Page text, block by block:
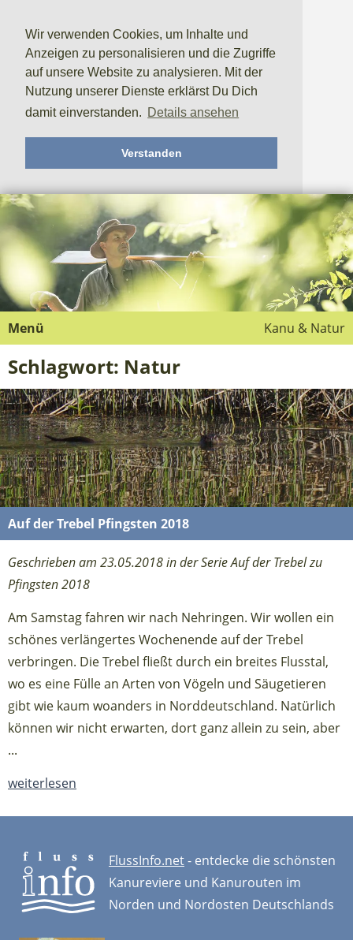
Wir verwenden Cookies, um Inhalte und
Anzeigen zu personalisieren und die Zugriffe
auf unsere Website zu analysieren. Mit der
Nutzung unserer Dienste erklärst Du Dich
damit einverstanden. Details ansehen
Verstanden
Kanu & Natur
Menü
Schlagwort: Natur
Auf der Trebel Pfingsten 2018
Geschrieben am 23.05.2018 in der Serie Auf der Trebel zu
Pfingsten 2018
Am Samstag fahren wir nach Nehringen. Wir wollen ein
schönes verlängertes Wochenende auf der Trebel
verbringen. Die Trebel fließt durch ein breites Flusstal,
wo es eine Fülle an Arten von Vögeln und Säugetieren
gibt wie kaum woanders in Norddeutschland. Natürlich
können wir nicht erwarten, dort ganz allein zu sein, aber
...
weiterlesen
FlussInfo.net- entdecke die schönsten
Kanureviere und Kanurouten im
Norden und Nordosten Deutschlands